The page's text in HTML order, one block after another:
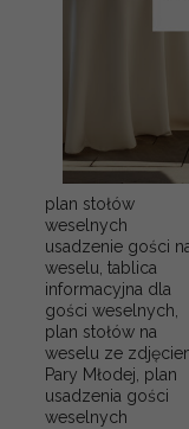
plan stołów
weselnych
usadzenie gości
weselu, tablica
informacyjna dla
gości weselnych,
plan stołów na
weselu ze
Pary Młodej, plan
usadzenia gości
weselnych